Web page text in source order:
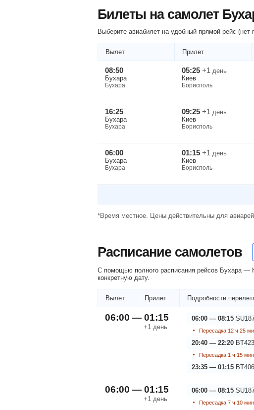
Билеты на самолет
Выберите авиабилет на удобный прямой рейс (нет
Вылет Прилет
08:50
Бухара
Бухара
05:25 +1 день
Киев
Борисполь
16:25
Бухара
Бухара
09:25 +1 день
Киев
Борисполь
06:00
Бухара
Бухара
01:15 +1 день
Киев
Борисполь
*Время местное. Цены действительны для
Расписание самолетов
С помощью полного расписания рейсов Бухара —
конкретную дату.
Вылет Прилет Подробности
06:00 — 01:15
+1 день
06:00 — 08:15
Пересадка 12 ч 25
20:40 — 22:20 BT423
Пересадка 1 ч 15 мин
23:35 — 01:15 BT406
06:00 — 01:15
+1 день
06:00 — 08:15
Пересадка 7 ч 10 мин